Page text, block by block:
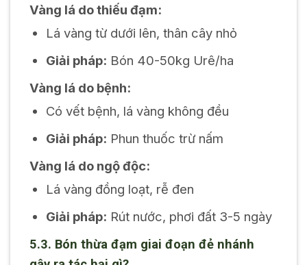
Vàng lá do thiếu đạm:
Lá vàng từ dưới lên, thân cây nhỏ
Giải pháp: Bón 40-50kg Urê/ha
Vàng lá do bệnh:
Có vết bệnh, lá vàng không đều
Giải pháp: Phun thuốc trừ nấm
Vàng lá do ngộ độc:
Lá vàng đồng loạt, rễ đen
Giải pháp: Rút nước, phơi đất 3-5 ngày
5.3. Bón thừa đạm giai đoạn đẻ nhánh